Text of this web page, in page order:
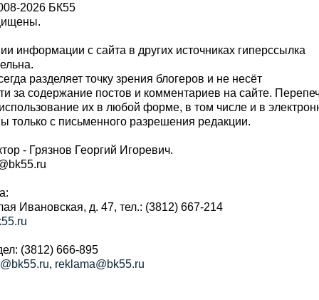
2026 БК55
информации с сайта в других источниках гиперссылка
разделяет точку зрения блогеров и не несёт
за содержание постов и комментариев на сайте.
их в любой форме, в том числе и в
с письменного разрешения редакции.
- Грязнов Георгий Игоревич.
Ивановская, д. 47, тел.: (3812) 667-214
(3812) 666-895
, reklama@bk55.ru